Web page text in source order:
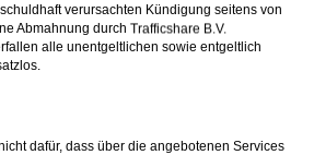
verursachten Kündigung seitens von
Abmahnung durch
alle unentgeltlichen sowie entgeltlich
dafür, dass über die angebotenen Services